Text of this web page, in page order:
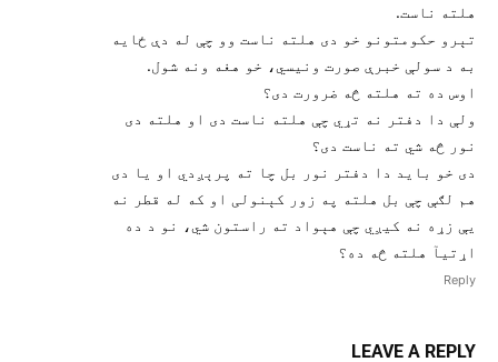
هلته ناست.
تېرو حکومتونو خو دی هلته ناست وو چې له دې ځايه
به د سولې خبرې صورت ونيسي، خو هغه ونه شول.
اوس ده ته هلته څه ضرورت دی؟
ولې دا دفتر نه تړي چې هلته ناست دی او هلته دی
نور څه شي ته ناست دی؟
دی خو بايد دا دفتر نور بل چا ته پرېږدي او يا دی
هم لګې چې بل هلته په زور کېنولی او که له قطر نه
يې زړه نه کيږي چې هېواد ته راستون شي، نو د ده
اړتيآ هلته څه ده؟
Reply
LEAVE A REPLY